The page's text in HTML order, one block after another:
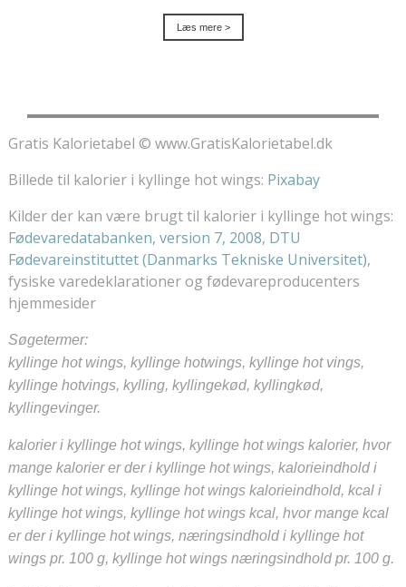
Læs mere >
Gratis Kalorietabel © www.GratisKalorietabel.dk
Billede til kalorier i kyllinge hot wings: Pixabay
Kilder der kan være brugt til kalorier i kyllinge hot wings:
Fødevaredatabanken, version 7, 2008, DTU
Fødevareinstituttet (Danmarks Tekniske Universitet),
fysiske varedeklarationer og fødevareproducenters
hjemmesider
Søgetermer:
kyllinge hot wings, kyllinge hotwings, kyllinge hot vings,
kyllinge hotvings, kylling, kyllingekød, kyllingkød,
kyllingevinger.
kalorier i kyllinge hot wings, kyllinge hot wings kalorier, hvor
mange kalorier er der i kyllinge hot wings, kalorieindhold i
kyllinge hot wings, kyllinge hot wings kalorieindhold, kcal i
kyllinge hot wings, kyllinge hot wings kcal, hvor mange kcal
er der i kyllinge hot wings, næringsindhold i kyllinge hot
wings pr. 100 g, kyllinge hot wings næringsindhold pr. 100 g.